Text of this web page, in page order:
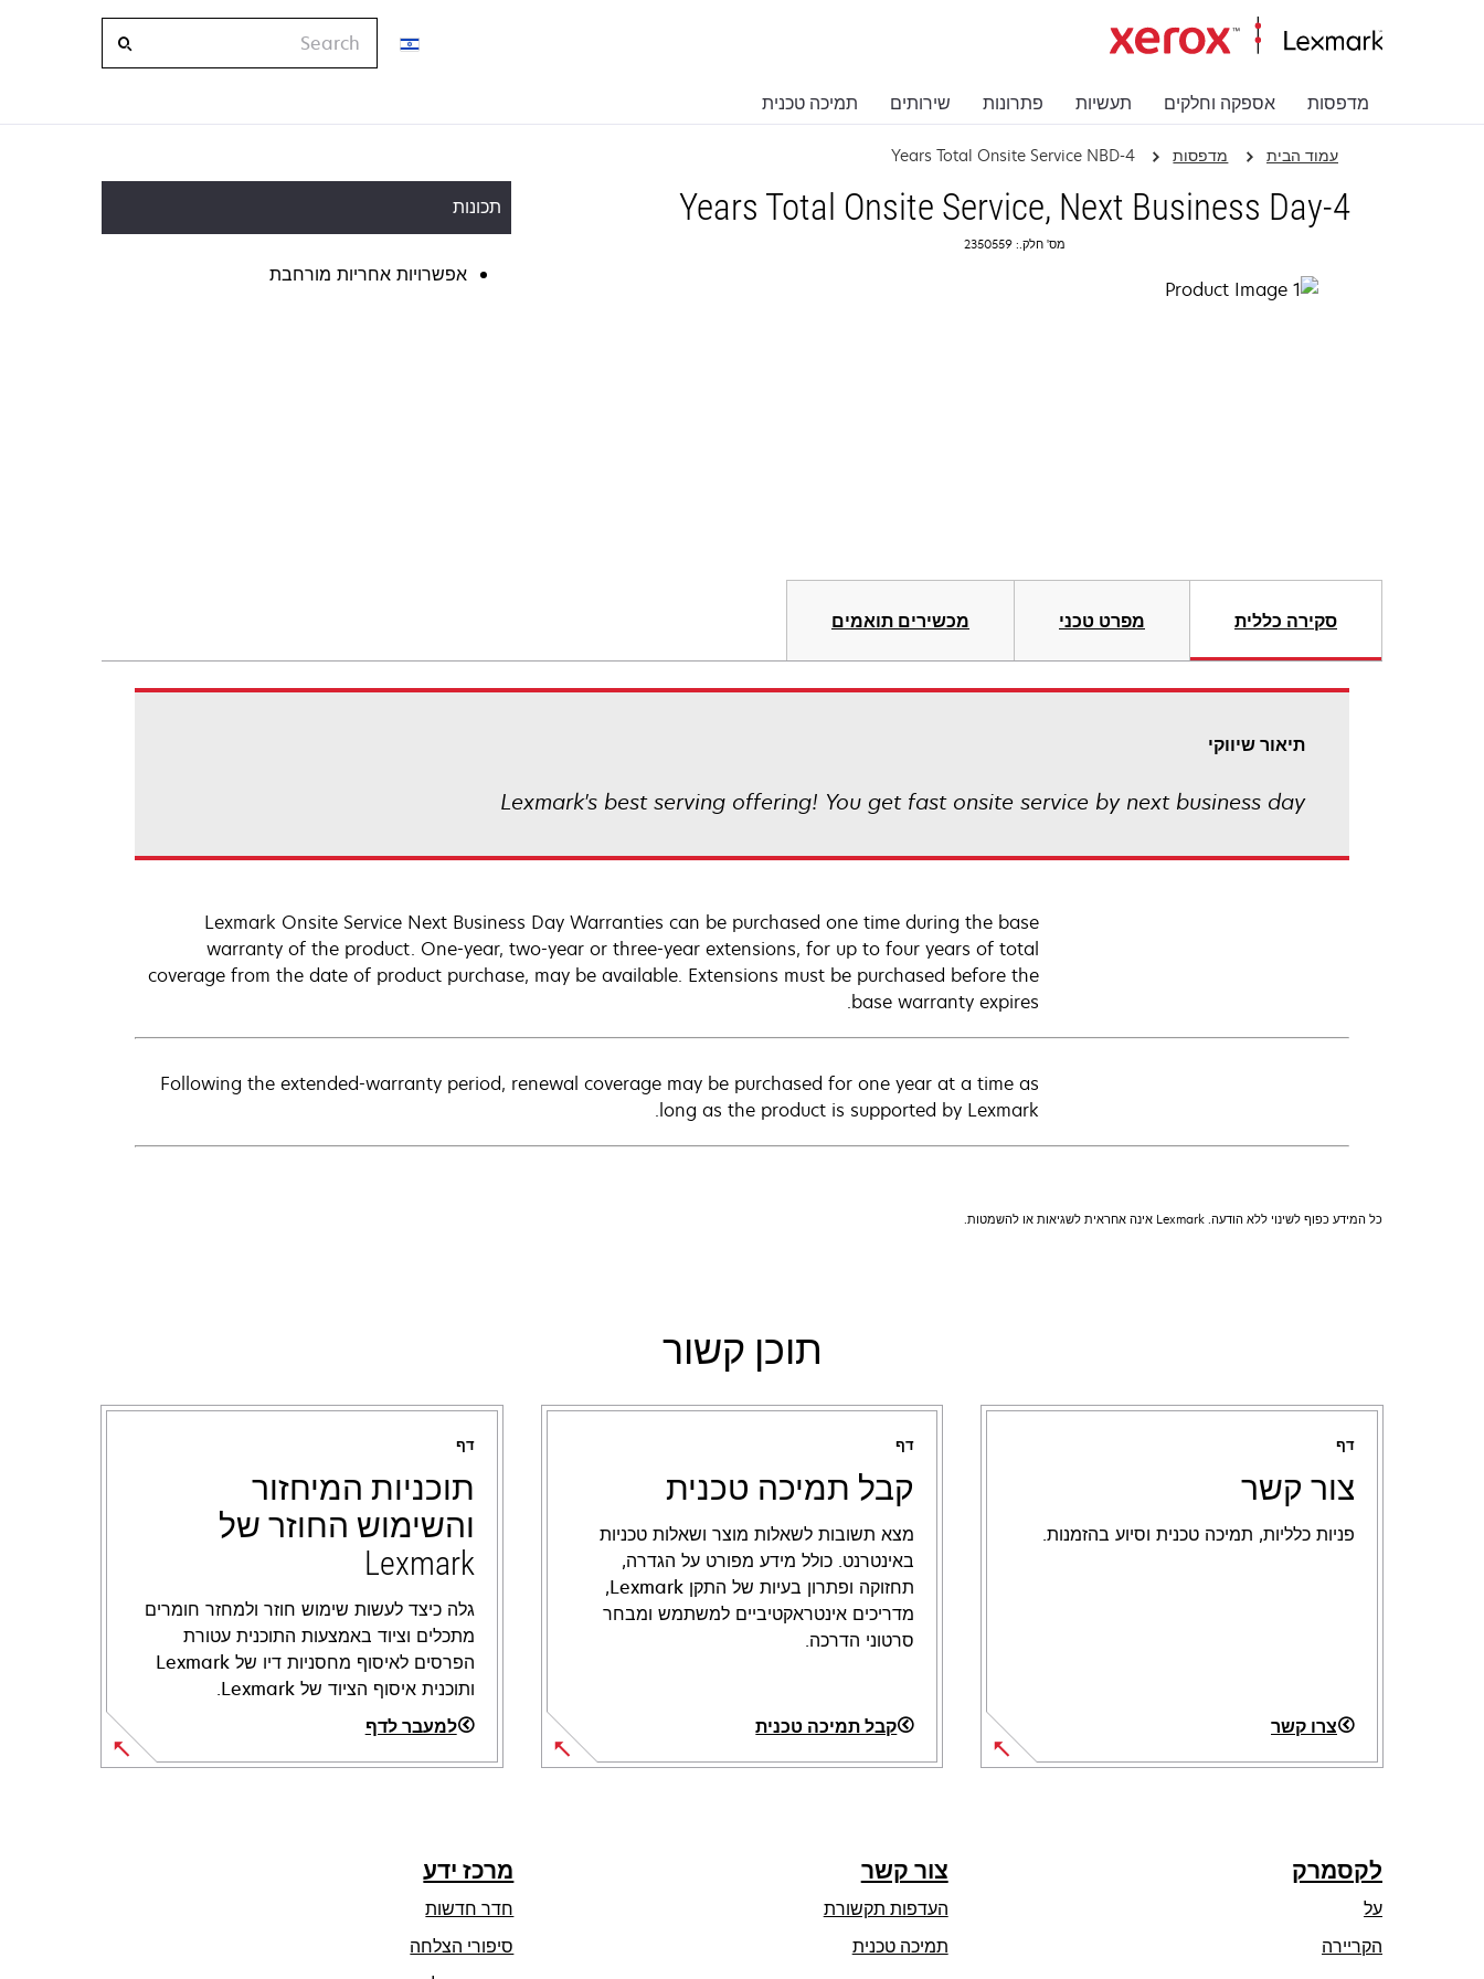
מדפסות אספקה וחלקים תעשיות פתרונות שירותים תמיכה טכנית
Search
עמוד הבית מדפסות 4-Years Total Onsite Service NBD
4-Years Total Onsite Service, Next Business Day
מס' חלק.: 2350559
תכונות
אפשרויות אחריות מורחבת
סקירה כללית מפרט טכני מכשירים תואמים
תיאור שיווקי
Lexmark's best serving offering! You get fast onsite service by next business day
Lexmark Onsite Service Next Business Day Warranties can be purchased one time during the base
warranty of the product. One-year, two-year or three-year extensions, for up to four years of total
coverage from the date of product purchase, may be available. Extensions must be purchased before the
base warranty expires.
Following the extended-warranty period, renewal coverage may be purchased for one year at a time as
long as the product is supported by Lexmark.
כל המידע כפוף לשינוי ללא הודעה. Lexmark אינה אחראית לשגיאות או להשמטות.
תוכן קשור
דף
צור קשר
פניות כלליות, תמיכה טכנית וסיוע בהזמנות.
צרו קשר
דף
קבל תמיכה טכנית
מצא תשובות לשאלות מוצר ושאלות טכניות
באינטרנט. כולל מידע מפורט על הגדרה,
תחזוקה ופתרון בעיות של התקן Lexmark,
מדריכים אינטראקטיביים למשתמש ומבחר
סרטוני הדרכה.
קבל תמיכה טכנית
opens
tab
דף
תוכניות המיחזור
והשימוש החוזר של
Lexmark
גלה כיצד לעשות שימוש חוזר ולמחזר חומרים
מתכלים וציוד באמצעות התוכנית עטורת
הפרסים לאיסוף מחסניות דיו של Lexmark
ותוכנית איסוף הציוד של Lexmark.
למעבר לדף
לקסמרק
על
הקריירה
צור קשר
העדפות תקשורת
תמיכה טכניתopens
מרכז ידע
חדר חדשות
סיפורי הצלחה